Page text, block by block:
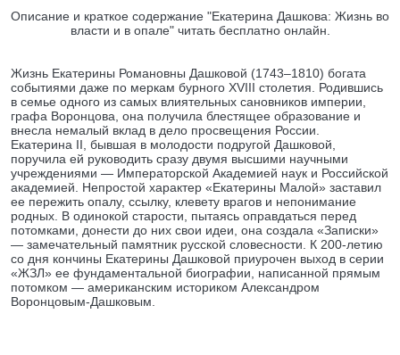
Описание и краткое содержание "Екатерина Дашкова: Жизнь во
власти и в опале" читать бесплатно онлайн.
Жизнь Екатерины Романовны Дашковой (1743–1810) богата
событиями даже по меркам бурного XVIII столетия. Родившись
в семье одного из самых влиятельных сановников империи,
графа Воронцова, она получила блестящее образование и
внесла немалый вклад в дело просвещения России.
Екатерина II, бывшая в молодости подругой Дашковой,
поручила ей руководить сразу двумя высшими научными
учреждениями — Императорской Академией наук и Российской
академией. Непростой характер «Екатерины Малой» заставил
ее пережить опалу, ссылку, клевету врагов и непонимание
родных. В одинокой старости, пытаясь оправдаться перед
потомками, донести до них свои идеи, она создала «Записки»
— замечательный памятник русской словесности. К 200-летию
со дня кончины Екатерины Дашковой приурочен выход в серии
«ЖЗЛ» ее фундаментальной биографии, написанной прямым
потомком — американским историком Александром
Воронцовым-Дашковым.